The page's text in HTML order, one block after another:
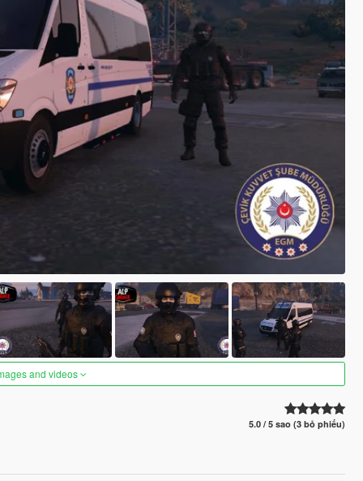
and videos
5.0 / 5 sao (3 bỏ phiếu)